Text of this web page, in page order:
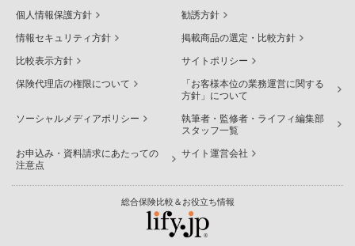
個人情報保護方針 勧誘方針
情報セキュリティ方針 掲載商品の選定・比較方針
比較表示方針 サイトポリシー
保険代理店の権限について
「お客様本位の業務運営に関する
方針」について
ソーシャルメディアポリシー
執筆者・監修者・ライフィ編集部
スタッフ一覧
お申込み・資料請求にあたっての
注意点
サイト運営会社
総合保険比較＆お役立ち情報